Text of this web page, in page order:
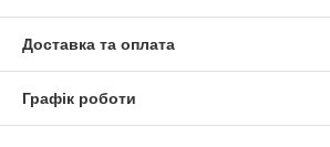
Доставка та оплата
Графік роботи